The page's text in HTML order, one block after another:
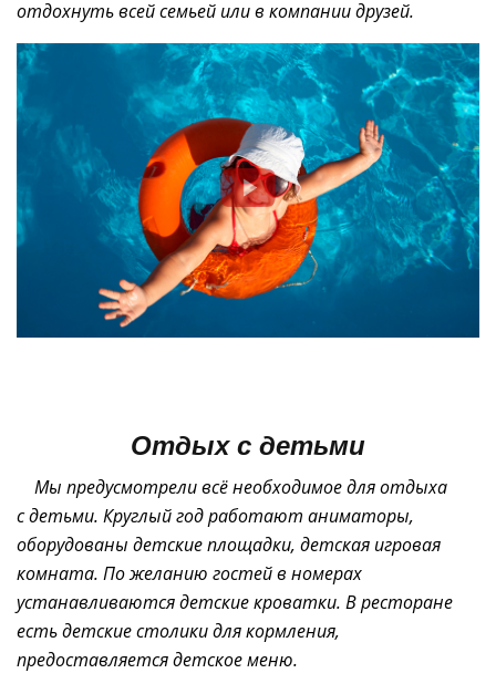
отдохнуть всей семьей или в компании друзей.
Отдых с детьми
Мы предусмотрели всё необходимое для отдыха
с детьми. Круглый год работают аниматоры,
оборудованы детские площадки, детская игровая
комната. По желанию гостей в номерах
устанавливаются детские кроватки. В ресторане
есть детские столики для кормления,
предоставляется детское меню.